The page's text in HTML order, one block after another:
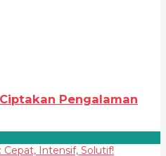
Pengalaman